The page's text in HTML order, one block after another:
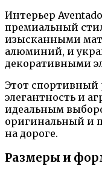
Интерьер
премиальный
изысканными
алюминий, и
декоративными
Этот спортивный
элегантность и
идеальным
оригинальный и
на дороге.
Размеры и